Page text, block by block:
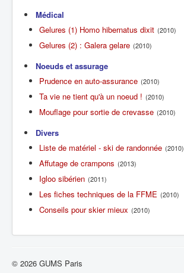
Médical
Gelures (1) Homo hibernatus dixit (2010)
Gelures (2) : Galera gelare (2010)
Noeuds et assurage
Prudence en auto-assurance (2010)
Ta vie ne tient qu'à un noeud ! (2010)
Mouflage pour sortie de crevasse (2010)
Divers
Liste de matériel - ski de randonnée (2010)
Affutage de crampons (2013)
Igloo sibérien (2011)
Les fiches techniques de la FFME (2010)
Conseils pour skier mieux (2010)
© 2026 GUMS Paris